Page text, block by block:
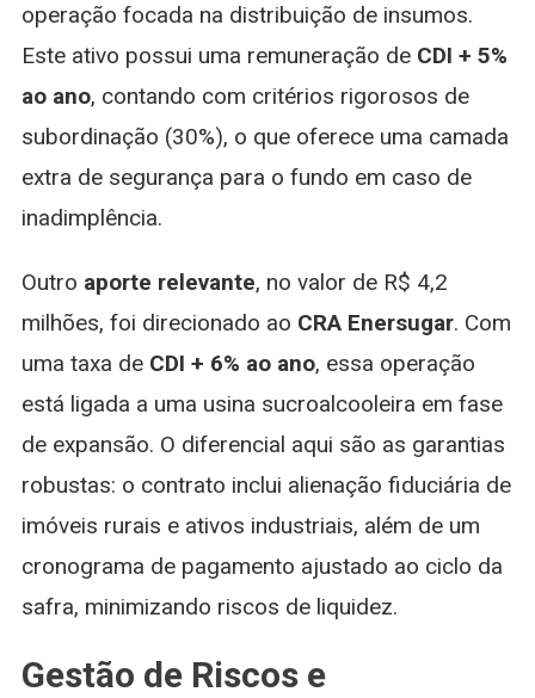
operação focada na distribuição de insumos.
Este ativo possui uma remuneração de CDI + 5%
ao ano, contando com critérios rigorosos de
subordinação (30%), o que oferece uma camada
extra de segurança para o fundo em caso de
inadimplência.
Outro aporte relevante, no valor de R$ 4,2
milhões, foi direcionado ao CRA Enersugar. Com
uma taxa de CDI + 6% ao ano, essa operação
está ligada a uma usina sucroalcooleira em fase
de expansão. O diferencial aqui são as garantias
robustas: o contrato inclui alienação fiduciária de
imóveis rurais e ativos industriais, além de um
cronograma de pagamento ajustado ao ciclo da
safra, minimizando riscos de liquidez.
Gestão de Riscos e